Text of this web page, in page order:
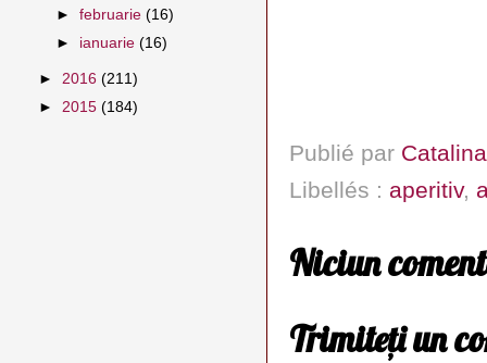
Publié par Catalina
Libellés : aperitiv,
Niciun
Trimiteți un
►februarie(16)
► ianuarie(16)
► 2016 (211)
► 2015 (184)